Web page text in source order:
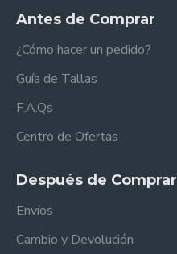
Antes de Comprar
¿Cómo hacer un pedido?
Guía de Tallas
F.A.Qs
Centro de Ofertas
Después de Comprar
Envíos
Cambio y Devolución